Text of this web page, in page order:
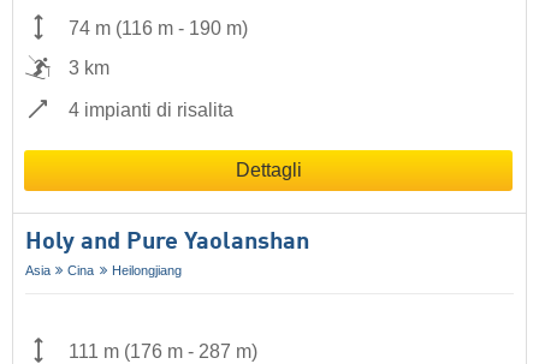
74 m (116 m - 190 m)
3 km
4 impianti di risalita
Dettagli
Holy and Pure Yaolanshan
Asia Cina Heilongjiang
111 m (176 m - 287 m)